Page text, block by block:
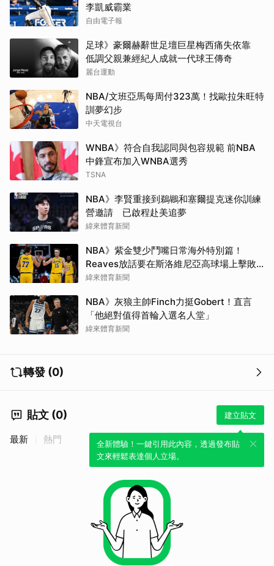
李凱威霸業
自由電子報
足球》豪爾赫辭世足壇巨星梅西痛失依靠
低調父親兼經紀人成就一代球王傳奇
麗台運動
NBA/文班亞馬每周付323萬！找歐拉朱旺特
訓夢幻步
中天電視台
WNBA》符合自我認同與包容規範 前NBA
中鋒宣布加入WNBA選秀
TSNA
NBA》李賢重接到鵜鶘和塞爾提克迷你訓練
營邀請 已啟程赴美追夢
緯來體育新聞
NBA》紫金雙少鬥嘴日常海外特別篇！
Reaves放話要在斯洛維尼亞高球場上擊敗
Doncic
緯來體育新聞
NBA》灰狼主帥Finch力挺Gobert！直言
「他絕對值得首輪入選名人堂」
緯來體育新聞
轉發 (0)
貼文 (0) 建立貼文
全新體驗！一鍵引用此內容，透過發布貼
文來輕鬆表達個人立場。
最新 熱門